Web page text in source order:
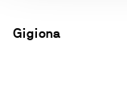
Gigiona